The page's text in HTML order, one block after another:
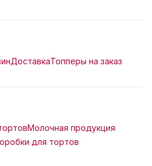
ДоставкаТопперы на заказ
Молочная продукция
для тортов